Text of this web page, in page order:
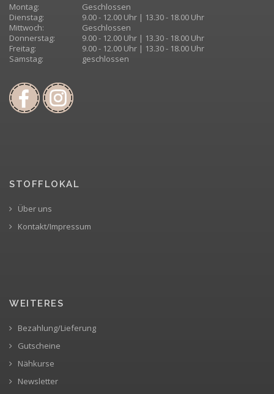
Montag:
Geschlossen
Dienstag:
9.00 - 12.00 Uhr | 13.30 - 18.00 Uhr
Mittwoch:
Geschlossen
Donnerstag:
9.00 - 12.00 Uhr | 13.30 - 18.00 Uhr
Freitag:
9.00 - 12.00 Uhr | 13.30 - 18.00 Uhr
Samstag:
geschlossen
STOFFLOKAL
Über uns
Kontakt/Impressum
WEITERES
Bezahlung/Lieferung
Gutscheine
Nähkurse
Newsletter